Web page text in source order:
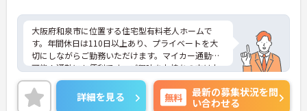
大阪府和泉市に位置する住宅型有料老人ホームで
す。年間休日は110日以上あり、プライベートを大
切にしながらご勤務いただけます。マイカー通勤が
可能！通勤にも便利です。ご興味をお持ちの方はお
気軽にお問い合わせください。
詳細を見る 無料
最新の募集状況を問
い合わせる